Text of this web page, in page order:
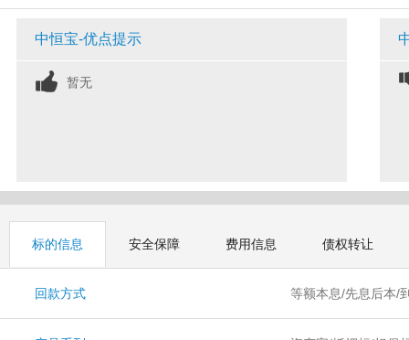
中恒宝-优点提示
暂无
标的信息 安全保障 费用信息 债权转让
回款方式 等额本息/先息后本/